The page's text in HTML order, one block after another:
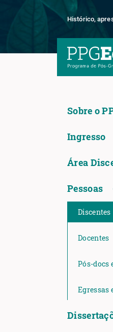
Histórico,
Sobre o
Ingresso
Área
Pessoas
Discentes
Docentes
Pós-docs
Egressas